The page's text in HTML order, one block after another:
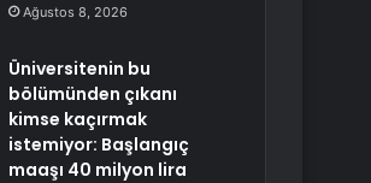
Ağustos 8, 2026
Üniversitenin bu
bölümünden çıkanı
kimse kaçırmak
istemiyor: Başlangıç
maaşı 40 milyon lira